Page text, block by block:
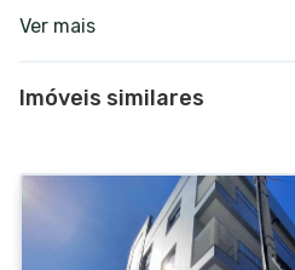
Salão de festas
Estacionamento
Hall de entrada
Acessibilidade para PCD
Ver mais
Imóveis similares